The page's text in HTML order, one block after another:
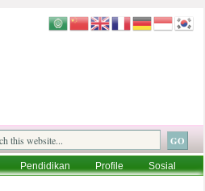
Pendidikan Profile
Sosial